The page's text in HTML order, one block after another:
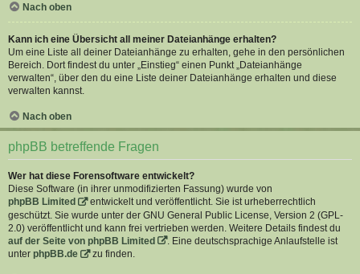
Nach oben
Kann ich eine Übersicht all meiner Dateianhänge erhalten?
Um eine Liste all deiner Dateianhänge zu erhalten, gehe in den persönlichen
Bereich. Dort findest du unter „Einstieg“ einen Punkt „Dateianhänge
verwalten“, über den du eine Liste deiner Dateianhänge erhalten und diese
verwalten kannst.
Nach oben
phpBB betreffende Fragen
Wer hat diese Forensoftware entwickelt?
Diese Software (in ihrer unmodifizierten Fassung) wurde von
phpBB Limited
entwickelt und veröffentlicht. Sie ist urheberrechtlich
geschützt. Sie wurde unter der GNU General Public License, Version 2 (GPL-
2.0) veröffentlicht und kann frei vertrieben werden. Weitere Details findest du
auf der Seite von phpBB Limited
. Eine deutschsprachige Anlaufstelle ist
unter phpBB.de zu finden.